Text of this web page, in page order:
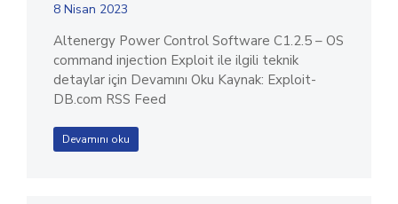
8 Nisan 2023
Altenergy Power Control Software C1.2.5 – OS
command injection Exploit ile ilgili teknik
detaylar için Devamını Oku Kaynak: Exploit-
DB.com RSS Feed
Devamını oku